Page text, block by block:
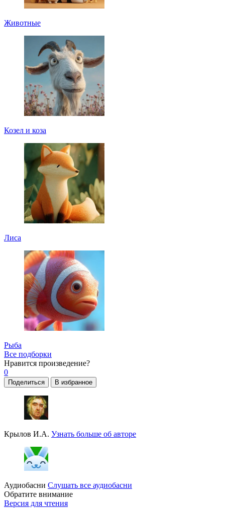
Животные
Козел и коза
Лиса
Рыба
Все подборки
Нравится произведение?
0
Поделиться В избранное
Крылов И.А. Узнать больше об авторе
Аудиобасни Слушать все аудиобасни
Обратите внимание
Версия для чтения